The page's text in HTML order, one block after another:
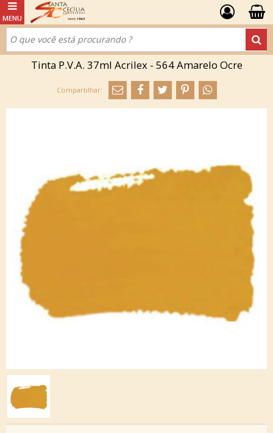
Tinta P.V.A. 37ml Acrilex - 564 Amarelo Ocre